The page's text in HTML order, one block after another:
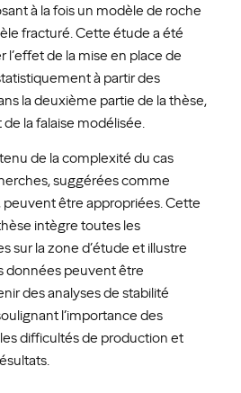
à la fois un modèle de roche
fracturé. Cette étude a été
de la mise en place de
à partir des
la deuxième partie de la thèse,
la falaise modélisée.
de la complexité du cas
suggérées comme
être appropriées. Cette
intègre toutes les
sur la zone d’étude et illustre
peuvent être
des analyses de stabilité
l’importance des
difficultés de production et